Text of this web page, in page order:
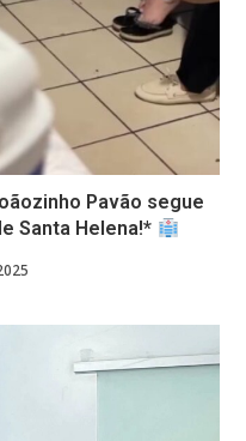
Pavão segue
Santa Helena!*